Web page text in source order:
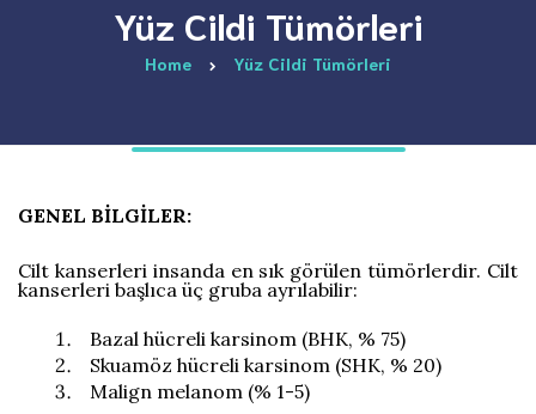
Yüz Cildi Tümörleri
Home Yüz Cildi Tümörleri
GENEL BİLGİLER:
Cilt kanserleri insanda en sık görülen tümörlerdir. Cilt
kanserleri başlıca üç gruba ayrılabilir:
Bazal hücreli karsinom (BHK, % 75)
Skuamöz hücreli karsinom (SHK, % 20)
Malign melanom (% 1-5)